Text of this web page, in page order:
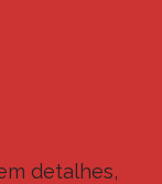
detalhes,